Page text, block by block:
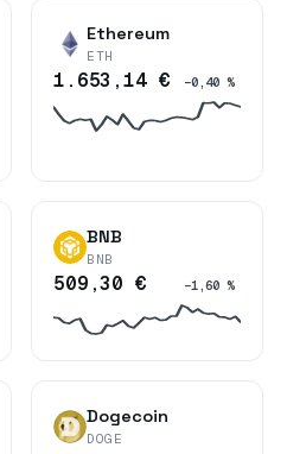
Ethereum
ETH
1.653,14 € −0,40 %
BNB
BNB
509,30 € −1,60 %
Dogecoin
DOGE